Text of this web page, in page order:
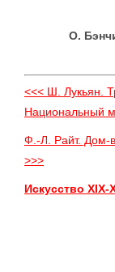
О.
<<< Ш. Лукьян.
Национальный
Ф.-Л. Райт. Дом-
>>>
Искусство XIX-